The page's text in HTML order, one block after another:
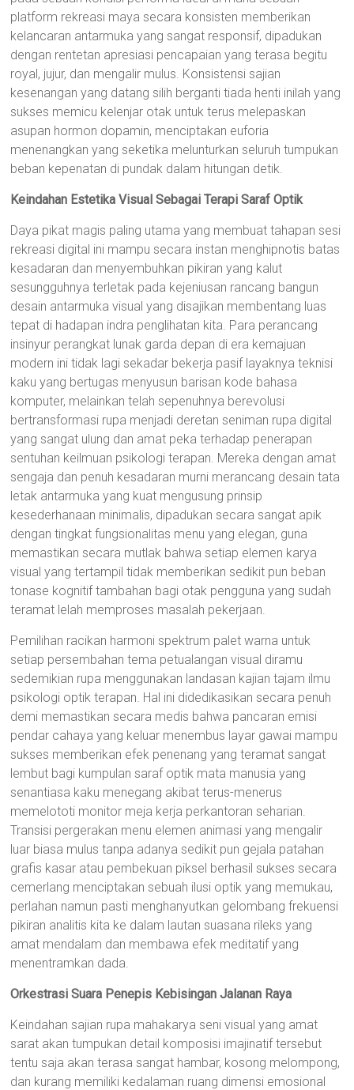
platform rekreasi maya secara konsisten memberikan
kelancaran antarmuka yang sangat responsif, dipadukan
dengan rentetan apresiasi pencapaian yang terasa begitu
royal, jujur, dan mengalir mulus. Konsistensi sajian
kesenangan yang datang silih berganti tiada henti inilah yang
sukses memicu kelenjar otak untuk terus melepaskan
asupan hormon dopamin, menciptakan euforia
menenangkan yang seketika melunturkan seluruh tumpukan
beban kepenatan di pundak dalam hitungan detik.
Keindahan Estetika Visual Sebagai Terapi Saraf Optik
Daya pikat magis paling utama yang membuat tahapan sesi
rekreasi digital ini mampu secara instan menghipnotis batas
kesadaran dan menyembuhkan pikiran yang kalut
sesungguhnya terletak pada kejeniusan rancang bangun
desain antarmuka visual yang disajikan membentang luas
tepat di hadapan indra penglihatan kita. Para perancang
insinyur perangkat lunak garda depan di era kemajuan
modern ini tidak lagi sekadar bekerja pasif layaknya teknisi
kaku yang bertugas menyusun barisan kode bahasa
komputer, melainkan telah sepenuhnya berevolusi
bertransformasi rupa menjadi deretan seniman rupa digital
yang sangat ulung dan amat peka terhadap penerapan
sentuhan keilmuan psikologi terapan. Mereka dengan amat
sengaja dan penuh kesadaran murni merancang desain tata
letak antarmuka yang kuat mengusung prinsip
kesederhanaan minimalis, dipadukan secara sangat apik
dengan tingkat fungsionalitas menu yang elegan, guna
memastikan secara mutlak bahwa setiap elemen karya
visual yang tertampil tidak memberikan sedikit pun beban
tonase kognitif tambahan bagi otak pengguna yang sudah
teramat lelah memproses masalah pekerjaan.
Pemilihan racikan harmoni spektrum palet warna untuk
setiap persembahan tema petualangan visual diramu
sedemikian rupa menggunakan landasan kajian tajam ilmu
psikologi optik terapan. Hal ini didedikasikan secara penuh
demi memastikan secara medis bahwa pancaran emisi
pendar cahaya yang keluar menembus layar gawai mampu
sukses memberikan efek penenang yang teramat sangat
lembut bagi kumpulan saraf optik mata manusia yang
senantiasa kaku menegang akibat terus-menerus
memelototi monitor meja kerja perkantoran seharian.
Transisi pergerakan menu elemen animasi yang mengalir
luar biasa mulus tanpa adanya sedikit pun gejala patahan
grafis kasar atau pembekuan piksel berhasil sukses secara
cemerlang menciptakan sebuah ilusi optik yang memukau,
perlahan namun pasti menghanyutkan gelombang frekuensi
pikiran analitis kita ke dalam lautan suasana rileks yang
amat mendalam dan membawa efek meditatif yang
menentramkan dada.
Orkestrasi Suara Penepis Kebisingan Jalanan Raya
Keindahan sajian rupa mahakarya seni visual yang amat
sarat akan tumpukan detail komposisi imajinatif tersebut
tentu saja akan terasa sangat hambar, kosong melompong,
dan kurang memiliki kedalaman ruang dimensi emosional